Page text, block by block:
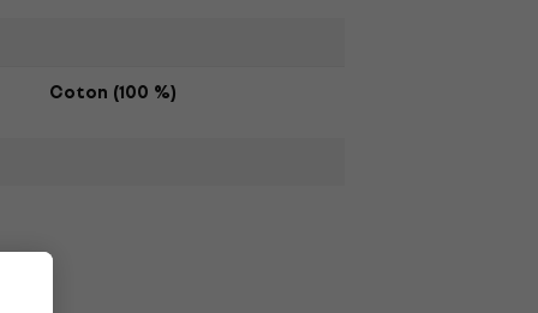
Coton (100 %)